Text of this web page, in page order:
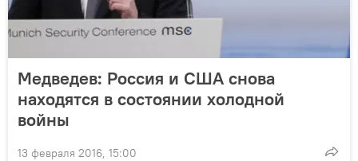
Медведев: Россия и США снова
находятся в состоянии холодной
войны
13 февраля 2016, 15:00